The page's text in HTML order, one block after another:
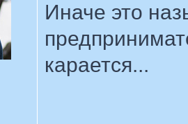
Иначе это
карается...